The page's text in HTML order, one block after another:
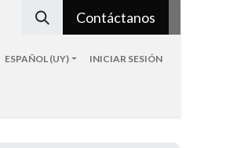
Contáctanos
ESPAÑOL (UY) INICIAR SESIÓN